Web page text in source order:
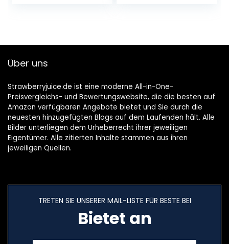
Über uns
Strawberryjuice.de ist eine moderne All-in-One-
Preisvergleichs- und Bewertungswebsite, die die besten auf
Amazon verfügbaren Angebote bietet und Sie durch die
neuesten hinzugefügten Blogs auf dem Laufenden hält. Alle
Bilder unterliegen dem Urheberrecht ihrer jeweiligen
Eigentümer. Alle zitierten Inhalte stammen aus ihren
jeweiligen Quellen.
TRETEN SIE UNSERER MAIL-LISTE FÜR BESTE BEI
Bietet an